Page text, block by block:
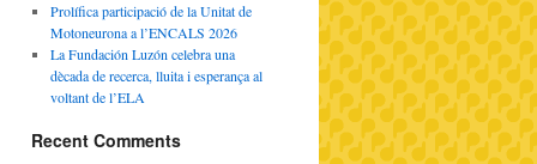
Prolífica participació de la Unitat de
Motoneurona a l’ENCALS 2026
La Fundación Luzón celebra una
dècada de recerca, lluita i esperança al
voltant de l’ELA
Recent Comments